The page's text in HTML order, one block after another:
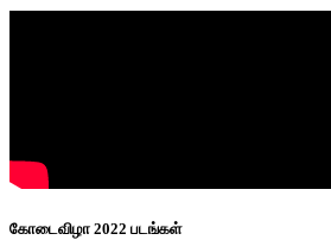
கோடைவிழா 2022 படங்கள்